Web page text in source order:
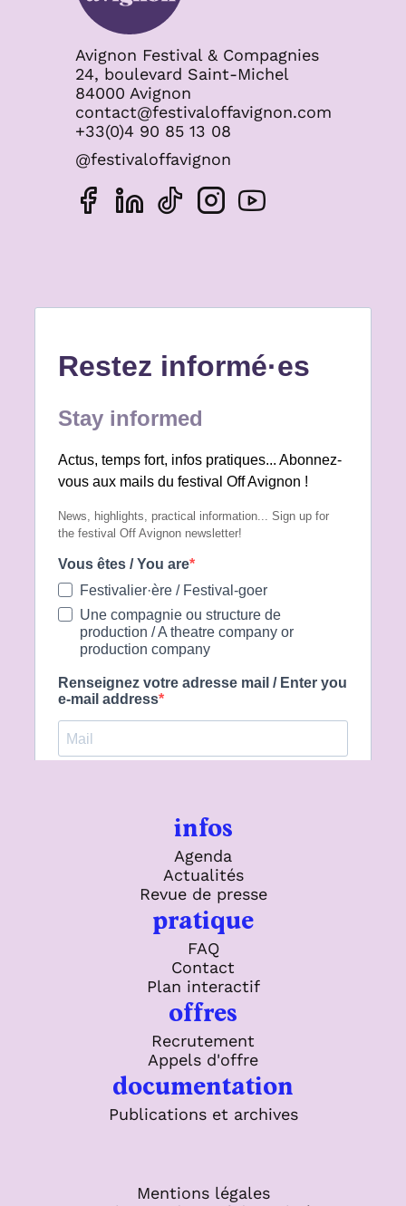
Avignon Festival & Compagnies
24, boulevard Saint-Michel
84000 Avignon
contact@festivaloffavignon.com
+33(0)4 90 85 13 08
@festivaloffavignon
infos
Agenda
Actualités
Revue de presse
pratique
FAQ
Contact
Plan interactif
offres
Recrutement
Appels d'offre
documentation
Publications et archives
Mentions légales